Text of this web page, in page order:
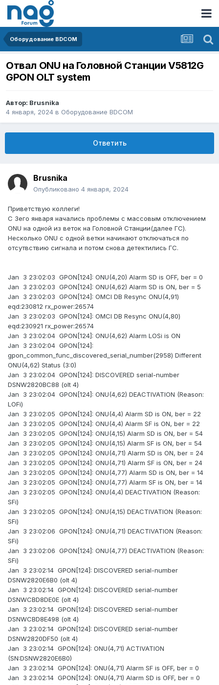
Оборудование BDCOM
Отвал ONU на Головной Станции V5812G
GPON OLT system
Автор: Brusnika
4 января, 2024 в Оборудование BDCOM
Ответить
Brusnika
Опубликовано 4 января, 2024
Приветствую коллеги!
С 3его января начались проблемы с массовым отключением
ONU на одной из веток на Головной Станции(далее ГС).
Несколько ONU с одной ветки начинают отключаться по
отсутвствию сигнала и потом снова детектились ГС.
Jan 3 23:02:03 GPON[124]: ONU(4,20) Alarm SD is OFF, ber = 0
Jan 3 23:02:03 GPON[124]: ONU(4,62) Alarm SD is ON, ber = 5
Jan 3 23:02:03 GPON[124]: OMCI DB Resync ONU(4,91)
eqd:230812 rx_power:26574
Jan 3 23:02:03 GPON[124]: OMCI DB Resync ONU(4,80)
eqd:230921 rx_power:26574
Jan 3 23:02:04 GPON[124]: ONU(4,62) Alarm LOSi is ON
Jan 3 23:02:04 GPON[124]:
gpon_common_func_discovered_serial_number(2958) Different
ONU(4,62) Status (3:0)
Jan 3 23:02:04 GPON[124]: DISCOVERED serial-number
DSNW2820BC88 (olt 4)
Jan 3 23:02:04 GPON[124]: ONU(4,62) DEACTIVATION (Reason:
LOFi)
Jan 3 23:02:05 GPON[124]: ONU(4,4) Alarm SD is ON, ber = 22
Jan 3 23:02:05 GPON[124]: ONU(4,4) Alarm SF is ON, ber = 22
Jan 3 23:02:05 GPON[124]: ONU(4,15) Alarm SD is ON, ber = 54
Jan 3 23:02:05 GPON[124]: ONU(4,15) Alarm SF is ON, ber = 54
Jan 3 23:02:05 GPON[124]: ONU(4,71) Alarm SD is ON, ber = 24
Jan 3 23:02:05 GPON[124]: ONU(4,71) Alarm SF is ON, ber = 24
Jan 3 23:02:05 GPON[124]: ONU(4,77) Alarm SD is ON, ber = 14
Jan 3 23:02:05 GPON[124]: ONU(4,77) Alarm SF is ON, ber = 14
Jan 3 23:02:05 GPON[124]: ONU(4,4) DEACTIVATION (Reason:
SFi)
Jan 3 23:02:05 GPON[124]: ONU(4,15) DEACTIVATION (Reason:
SFi)
Jan 3 23:02:06 GPON[124]: ONU(4,71) DEACTIVATION (Reason:
SFi)
Jan 3 23:02:06 GPON[124]: ONU(4,77) DEACTIVATION (Reason:
SFi)
Jan 3 23:02:14 GPON[124]: DISCOVERED serial-number
DSNW2820E6B0 (olt 4)
Jan 3 23:02:14 GPON[124]: DISCOVERED serial-number
DSNWCBD8DE0E (olt 4)
Jan 3 23:02:14 GPON[124]: DISCOVERED serial-number
DSNWCBD8E498 (olt 4)
Jan 3 23:02:14 GPON[124]: DISCOVERED serial-number
DSNW2820DF50 (olt 4)
Jan 3 23:02:14 GPON[124]: ONU(4,71) ACTIVATION
(SN:DSNW2820E6B0)
Jan 3 23:02:14 GPON[124]: ONU(4,71) Alarm SF is OFF, ber = 0
Jan 3 23:02:14 GPON[124]: ONU(4,71) Alarm SD is OFF, ber = 0